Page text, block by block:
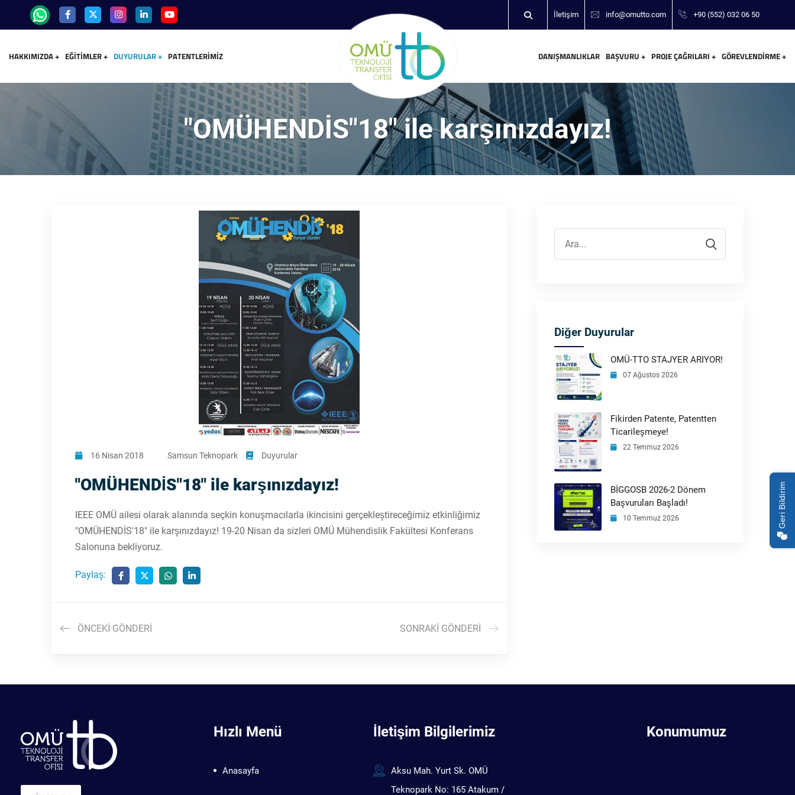
Geri Bildirim
İletişim info@omutto.com +90 (552) 032 06 50
HAKKIMIZDA EĞITIMLER DUYURULAR PATENTLERIMIZ DANIŞMANLIKLAR BAŞVURU PROJE ÇAĞRILARI GÖREVLENDIRME
"OMÜHENDİS"18" ile karşınızdayız!
16 Nisan 2018 Samsun Teknopark Duyurular
"OMÜHENDİS"18" ile karşınızdayız!
IEEE OMÜ ailesi olarak alanında seçkin konuşmacılarla ikincisini gerçekleştireceğimiz etkinliğimiz
"OMÜHENDİS'18" ile karşınızdayız! 19-20 Nisan da sizleri OMÜ Mühendislik Fakültesi Konferans
Salonuna bekliyoruz.
Paylaş:
ÖNCEKI GÖNDERI SONRAKI GÖNDERI
Diğer Duyurular
OMÜ-TTO STAJYER ARIYOR!
07 Ağustos 2026
Fikirden Patente, Patentten
Ticarileşmeye!
22 Temmuz 2026
BİGGOSB 2026-2 Dönem
Başvuruları Başladı!
10 Temmuz 2026
Hızlı Menü
Anasayfa
İletişim Bilgilerimiz
Aksu Mah. Yurt Sk. OMÜ
Teknopark No: 165 Atakum /
Konumumuz